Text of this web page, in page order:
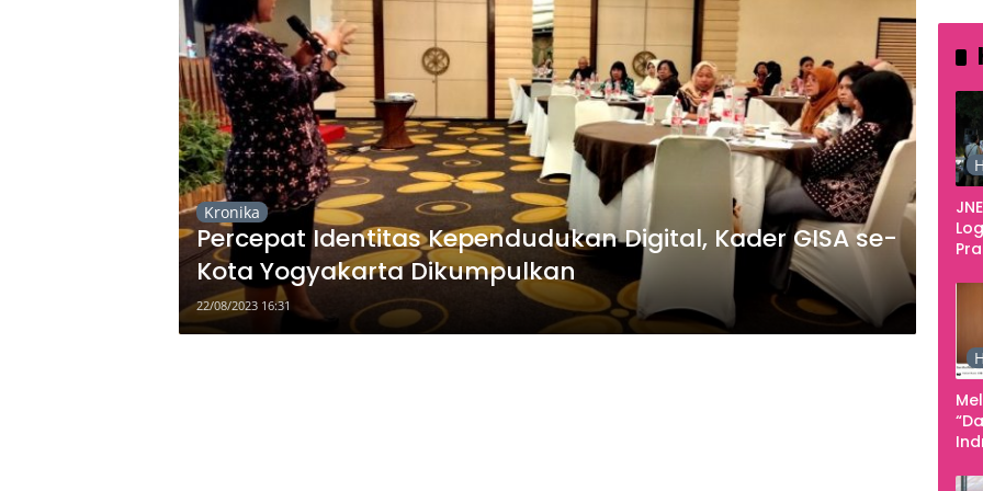
Kronika
Percepat Identitas Kependudukan Digital, Kader GISA se-
Kota Yogyakarta Dikumpulkan
22/08/2023 16:31